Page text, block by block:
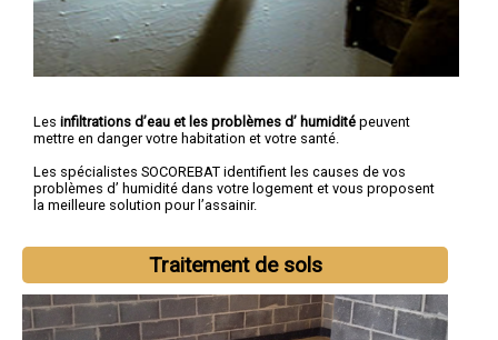
Les infiltrations d’eau et les problèmes d’ humidité peuvent
mettre en danger votre habitation et votre santé.
Les spécialistes SOCOREBAT identifient les causes de vos
problèmes d’ humidité dans votre logement et vous proposent
la meilleure solution pour l’assainir.
Traitement de sols